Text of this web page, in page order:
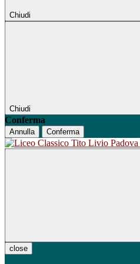
Chiudi
Chiudi
Conferma
Annulla Conferma
close